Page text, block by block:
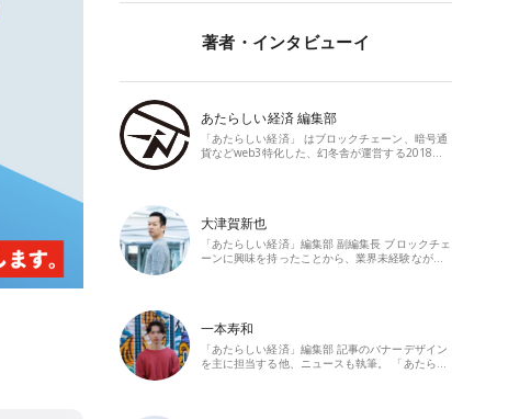
著者・インタビューイ
あたらしい経済 編集部
「あたらしい経済」 はブロックチェーン、暗号通
貨などweb3特化した、幻冬舎が運営する2018…
大津賀新也
「あたらしい経済」編集部 副編集長 ブロックチェ
ーンに興味を持ったことから、業界未経験なが…
一本寿和
「あたらしい経済」編集部 記事のバナーデザイン
を主に担当する他、ニュースも執筆。 「あたら…